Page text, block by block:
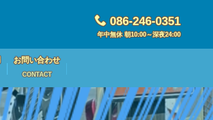
086-246-0351
年中無休 朝10:00～深夜24:00
お問い合わせ
CONTACT